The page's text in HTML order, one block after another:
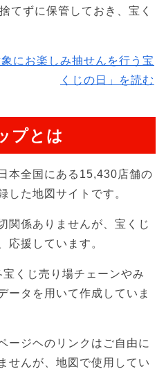
てずに保管しておき、宝く
にお楽しみ抽せんを行う宝
くじの日」を読む
プとは
本全国にある15,430店舗の
した地図サイトです。
関係ありませんが、宝くじ
応援しています。
くじ売り場チェーンやみ
ータを用いて作成していま
ージヘのリンクはご自由に
せんが、地図で使用してい